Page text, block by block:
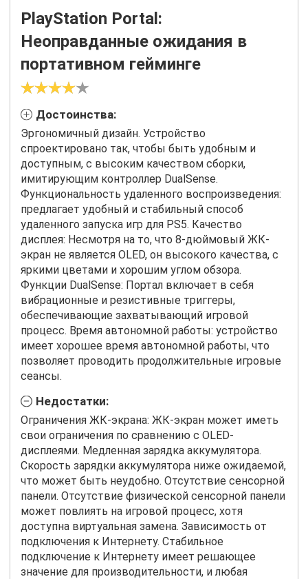
PlayStation Portal:
Неоправданные ожидания в
портативном гейминге
Достоинства:
Эргономичный дизайн. Устройство
спроектировано так, чтобы быть удобным и
доступным, с высоким качеством сборки,
имитирующим контроллер DualSense.
Функциональность удаленного воспроизведения:
предлагает удобный и стабильный способ
удаленного запуска игр для PS5. Качество
дисплея: Несмотря на то, что 8-дюймовый ЖК-
экран не является OLED, он высокого качества, с
яркими цветами и хорошим углом обзора.
Функции DualSense: Портал включает в себя
вибрационные и резистивные триггеры,
обеспечивающие захватывающий игровой
процесс. Время автономной работы: устройство
имеет хорошее время автономной работы, что
позволяет проводить продолжительные игровые
сеансы.
Недостатки:
Ограничения ЖК-экрана: ЖК-экран может иметь
свои ограничения по сравнению с OLED-
дисплеями. Медленная зарядка аккумулятора.
Скорость зарядки аккумулятора ниже ожидаемой,
что может быть неудобно. Отсутствие сенсорной
панели. Отсутствие физической сенсорной панели
может повлиять на игровой процесс, хотя
доступна виртуальная замена. Зависимость от
подключения к Интернету. Стабильное
подключение к Интернету имеет решающее
значение для производительности, и любая